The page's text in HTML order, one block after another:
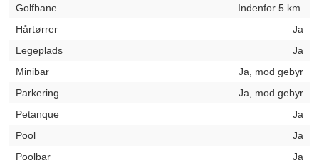
Golfbane
Indenfor 5 km.
Hårtørrer
Ja
Legeplads
Ja
Minibar
Ja, mod gebyr
Parkering
Ja, mod gebyr
Petanque
Ja
Pool
Ja
Poolbar
Ja